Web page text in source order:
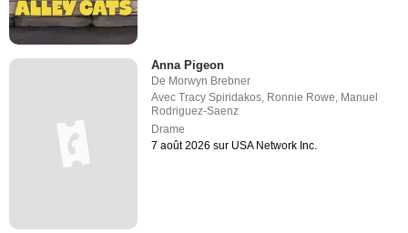
Anna Pigeon
De Morwyn Brebner
AvecTracy Spiridakos Ronnie Rowe Manuel
Rodriguez-Saenz
Drame
7 août 2026 sur USA Network Inc.